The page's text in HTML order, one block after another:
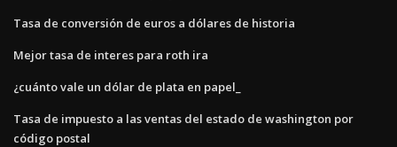
Tasa de conversión de euros a dólares de historia
Mejor tasa de interes para roth ira
¿cuánto vale un dólar de plata en papel_
Tasa de impuesto a las ventas del estado de washington por
código postal